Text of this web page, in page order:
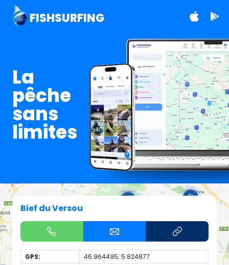
FISHSURFING
La
pêche
sans
limites
Bief du Versou
GPS:
46.964495; 5.824877